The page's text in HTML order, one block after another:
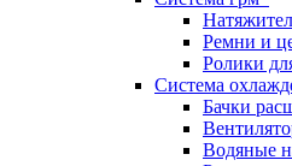
Ремни и
Ролики
Система
Бачки
Водяные